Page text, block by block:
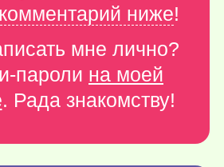
ниже!
мне лично?
пароли на моей
. Рада знакомству!